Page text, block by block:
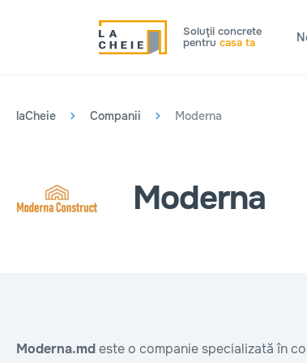
Soluţii concrete
pentru casa ta
laCheie Companii Moderna
Moderna
Moderna.mdeste o companie specializată în